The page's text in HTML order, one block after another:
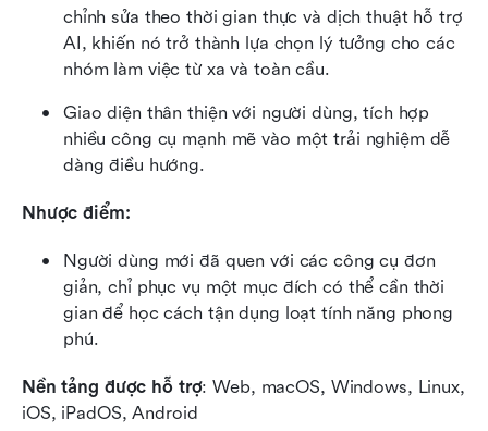
chỉnh sửa theo thời gian thực và dịch thuật hỗ trợ
AI, khiến nó trở thành lựa chọn lý tưởng cho các
nhóm làm việc từ xa và toàn cầu.
Giao diện thân thiện với người dùng, tích hợp
nhiều công cụ mạnh mẽ vào một trải nghiệm dễ
dàng điều hướng.
Nhược điểm:
Người dùng mới đã quen với các công cụ đơn
giản, chỉ phục vụ một mục đích có thể cần thời
gian để học cách tận dụng loạt tính năng phong
phú.
Nền tảng được hỗ trợ: Web, macOS, Windows, Linux,
iOS, iPadOS, Android